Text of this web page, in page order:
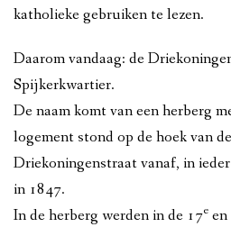
katholieke gebruiken te lezen.
Daarom vandaag: de
Spijkerkwartier.
De naam komt van een herberg
logement stond op de hoek van
Driekoningenstraat vanaf, in
in 1847.
In de herberg werden in de 17e en